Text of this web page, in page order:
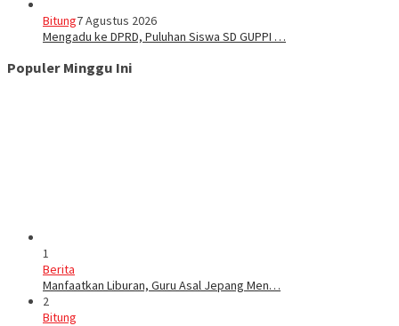
Bitung7 Agustus 2026
Mengadu ke DPRD, Puluhan Siswa SD GUPPI …
Populer Minggu Ini
1
Berita
Manfaatkan Liburan, Guru Asal Jepang Men…
2
Bitung